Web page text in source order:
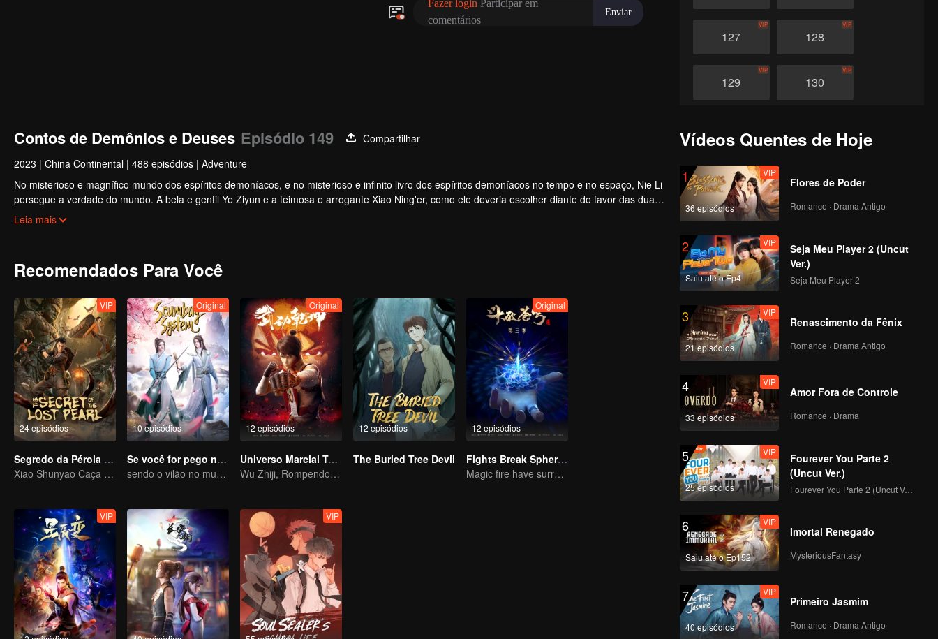
127
VIP
128
VIP
129
VIP
130
VIP
133
135
VIP VIP
137
VIP
138
VIP
139
141
VIP
142
143
VIP
144
VIP
145
VIP
147
VIP
148
VIP
149
VIP
150
Contos de Demônios e Deuses Episódio 149
Compartilhar
2023 | China Continental | 488 episódios | Adventure
No misterioso e magnífico mundo dos espíritos demoníacos, e no misterioso e infinito livro dos espíritos demoníacos no tempo e no espaço, Nie Li
persegue a verdade do mundo. A bela e gentil Ye Ziyun e a teimosa e arrogante Xiao Ning'er, como ele deveria escolher diante do favor das duas
deusas?
Leia mais
Recomendados Para Você
24 episódios
VIP
Segredo da Pérola Perdida
Xiao Shunyao Caça Tesouros para Quebrar a Maldição de Sangue
10 episódios
Original
Se você for pego no livro
sendo o vilão no mundo do livro
12 episódios
Original
Universo Marcial Temporada 1
Wu Zhiji, Rompendo o Céu, Movendo o Céu e a Terra
12 episódios
The Buried Tree Devil
12 episódios
Original
Fights Break Sphere S3
Magic fire have surrendered! Xiao Yan mastered the fighting skill——Buddha anger Lotus!
VIP VIP
Vídeos Quentes de Hoje
1
36 episódios
VIP
Flores de Poder
Romance · Drama Antigo
2
Saiu até o Ep4
VIP
Seja Meu Player 2 (Uncut
Ver.)
Seja Meu Player 2
3
21 episódios
VIP
Renascimento da Fênix
Romance · Drama Antigo
4
33 episódios
VIP
Amor Fora de Controle
Romance · Drama
5
25 episódios
VIP
Fourever You Parte 2
(Uncut Ver.)
Fourever You Parte 2 (Uncut Ver.)
6
Saiu até o Ep152
VIP
Imortal Renegado
MysteriousFantasy
7
40 episódios
VIP
Primeiro Jasmim
Romance · Drama Antigo